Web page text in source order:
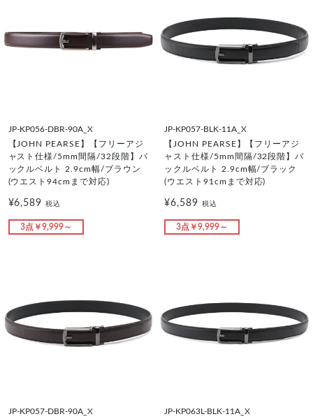
JP-KP056-DBR-90A_X
【JOHN PEARSE】【フリーアジ
ャスト仕様/5mm間隔/32段階】バ
ックルベルト 2.9cm幅/ブラウン
(ウエスト94cmまで対応)
¥6,589税込
3点￥9,999～
JP-KP057-BLK-11A_X
【JOHN PEARSE】【フリーアジ
ャスト仕様/5mm間隔/32段階】バ
ックルベルト 2.9cm幅/ブラック
(ウエスト91cmまで対応)
¥6,589 税込
3点￥9,999～
JP-KP057-DBR-90A_X JP-KP063L-BLK-11A_X